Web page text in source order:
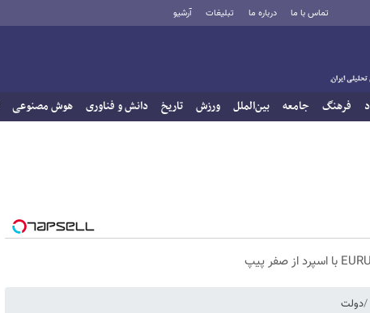
تماس با ما درباره ما تبلیغات آرشیو
فرهنگ جامعه بین‌الملل ورزش تاریخ دانش و فناوری هوش مصنوعی
دولت